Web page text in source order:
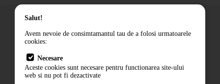
Cum comand
Livrare
Contact
Salut!
Avem nevoie de consimtamantul tau de a folosi urmatoarele
cookies:
Necesare
Aceste cookies sunt necesare pentru functionarea site-ului
web si nu pot fi dezactivate